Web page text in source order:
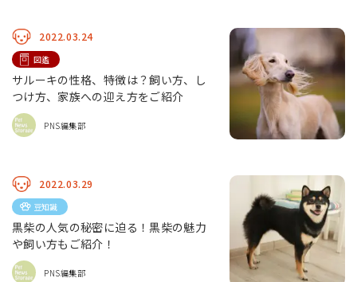
2022.03.24
図鑑
サルーキの性格、特徴は？飼い方、し
つけ方、家族への迎え方をご紹介
PNS編集部
2022.03.29
豆知識
黒柴の人気の秘密に迫る！黒柴の魅力
や飼い方もご紹介！
PNS編集部